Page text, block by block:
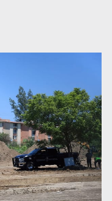
de menores